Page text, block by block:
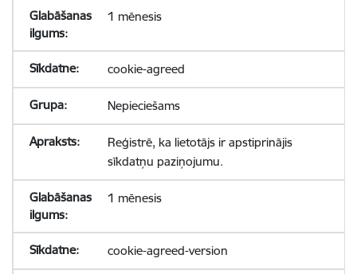
1 mēnesis
cookie-agreed
Nepieciešams
Reģistrē, ka lietotājs ir apstiprinājis
sīkdatņu paziņojumu.
1 mēnesis
cookie-agreed-version